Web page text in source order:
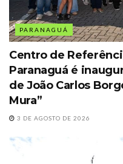
PARANAGUÁ
Centro de
Paranaguá é
de João Carlos
Mura”
3 DE AGOSTO DE 2026